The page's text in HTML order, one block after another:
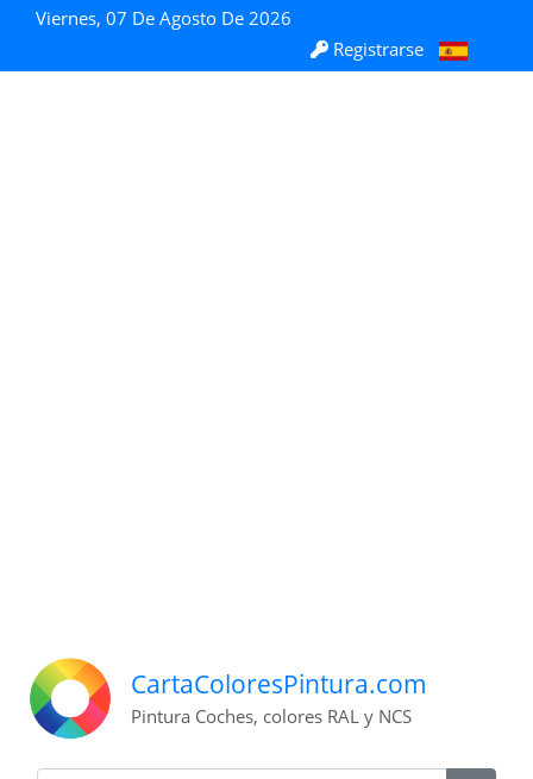
Viernes, 07 De Agosto De 2026
Registrarse
CartaColoresPintura.com
Pintura Coches, colores RAL y NCS